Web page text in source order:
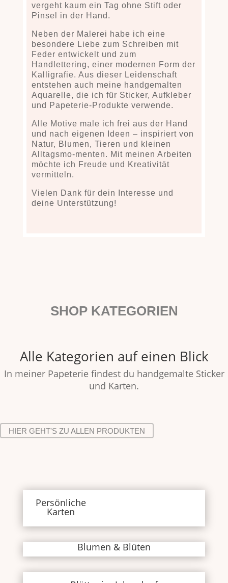
vergeht kaum ein Tag ohne Stift oder
Pinsel in der Hand.
Neben der Malerei habe ich eine
besondere Liebe zum Schreiben mit
Feder entwickelt und zum
Handlettering, einer modernen Form der
Kalligrafie. Aus dieser Leidenschaft
entstehen auch meine handgemalten
Aquarelle, die ich für Sticker, Aufkleber
und Papeterie-Produkte verwende.
Alle Motive male ich frei aus der Hand
und nach eigenen Ideen – inspiriert von
Natur, Blumen, Tieren und kleinen
Alltagsmo-menten. Mit meinen Arbeiten
möchte ich Freude und Kreativität
vermitteln.
Vielen Dank für dein Interesse und
deine Unterstützung!
SHOP KATEGORIEN
Alle Kategorien auf einen Blick
In meiner Papeterie findest du handgemalte Sticker
und Karten.
HIER GEHT'S ZU ALLEN PRODUKTEN
Persönliche
Karten
Blumen & Blüten